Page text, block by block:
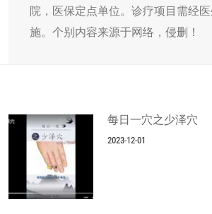
院，医保定点单位。诊疗项目需经
施。个别内容来源于网络，侵删！
每日一穴之少泽穴
2023-12-01